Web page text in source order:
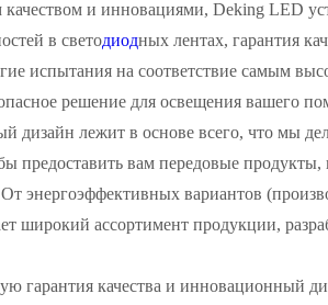
и инновациями, Deking LED
в светодиодных лентах, гарантия
испытания на соответствие самым
решение для освещения вашего
лежит в основе всего, что мы
предоставить вам передовые
От энергоэффективных вариантов
широкий ассортимент продукции,
гарантия качества и инновационный